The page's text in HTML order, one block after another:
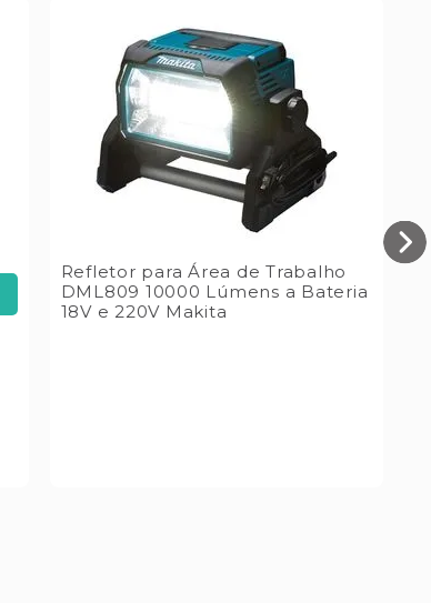
Refletor para Área de Trabalho
DML809 10000 Lúmens a Bateria
18V e 220V Makita